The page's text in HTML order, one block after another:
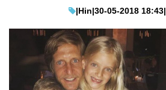
|Hin|30-05-2018 18:43|